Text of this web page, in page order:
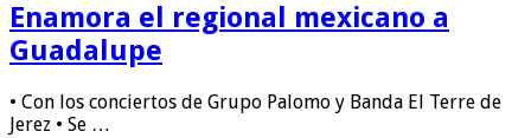
Enamora el regional mexicano a
Guadalupe
• Con los conciertos de Grupo Palomo y Banda El Terre de
Jerez • Se …